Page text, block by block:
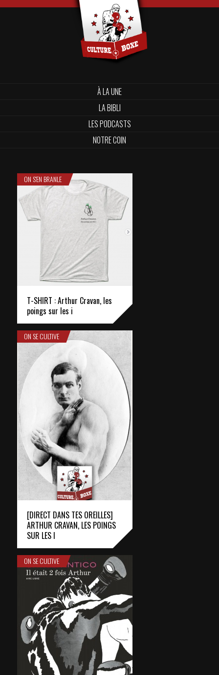
À LA UNE
LA BIBLI
LES PODCASTS
NOTRE COIN
ON S'EN BRANLE
T-SHIRT : Arthur Cravan, les
poings sur les i
ON SE CULTIVE
[DIRECT DANS TES OREILLES]
ARTHUR CRAVAN, LES POINGS
SUR LES I
ON SE CULTIVE